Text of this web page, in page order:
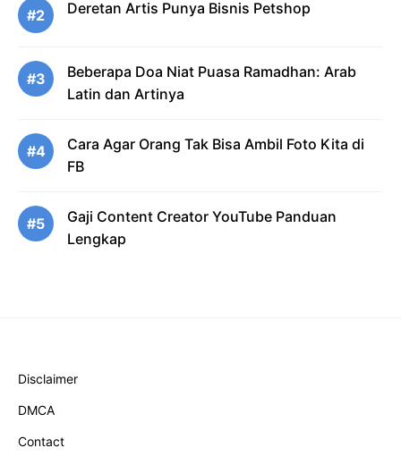
#2 Deretan Artis Punya Bisnis Petshop
#3
Beberapa Doa Niat Puasa Ramadhan: Arab
Latin dan Artinya
#4
Cara Agar Orang Tak Bisa Ambil Foto Kita di
FB
#5
Gaji Content Creator YouTube Panduan
Lengkap
Disclaimer
DMCA
Contact